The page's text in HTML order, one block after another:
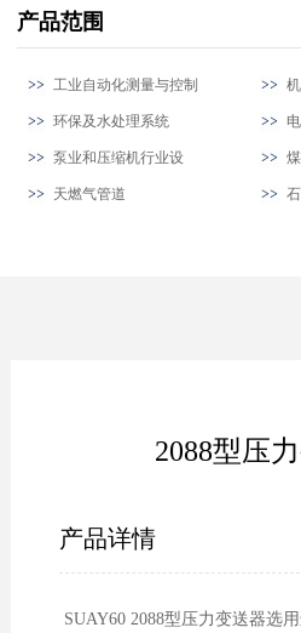
产品范围
工业自动化测量与控制
环保及水处理系统
泵业和压缩机行业设
天燃气管道
2088型压
产品详情
SUAY60 2088型压力变送器选